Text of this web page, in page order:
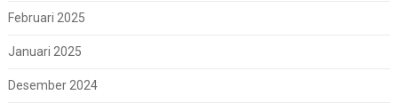
Februari 2025
Januari 2025
Desember 2024